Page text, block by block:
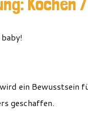
ein Bewusstsein
geschaffen.